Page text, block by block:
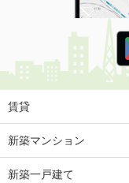
賃貸
新築マンション
新築一戸建て